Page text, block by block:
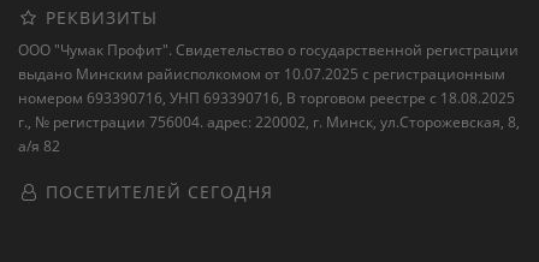
РЕКВИЗИТЫ
ООО "Чумак Профит". Свидетельство о государственной регистрации
выдано Минским райисполкомом от 10.07.2025 с регистрационным
номером 693390716, УНП 693390716, В торговом реестре с 18.08.2025
г., № регистрации 756004. адрес: 220002, г. Минск, ул.Сторожевская, 8,
а/я 82
ПОСЕТИТЕЛЕЙ СЕГОДНЯ